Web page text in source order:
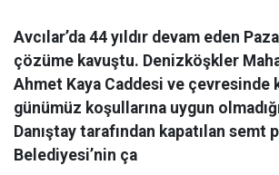
Avcılar’da 44 yıldır devam eden
çözüme kavuştu. Denizköşkler
Ahmet Kaya Caddesi ve çevresinde
günümüz koşullarına uygun
Danıştay tarafından kapatılan semt
Belediyesi’nin ça